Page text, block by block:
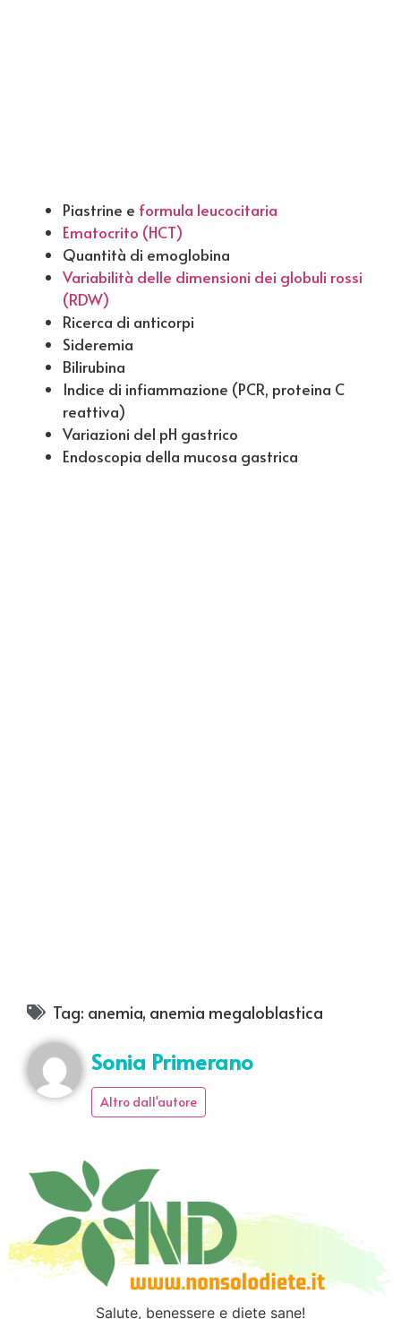
Piastrine e formula leucocitaria
Ematocrito (HCT)
Quantità di emoglobina
Variabilità delle dimensioni dei globuli rossi
(RDW)
Ricerca di anticorpi
Sideremia
Bilirubina
Indice di infiammazione (PCR, proteina C
reattiva)
Variazioni del pH gastrico
Endoscopia della mucosa gastrica
Tag: anemia, anemia megaloblastica
Sonia Primerano
Altro dall'autore
Salute, benessere e diete sane!